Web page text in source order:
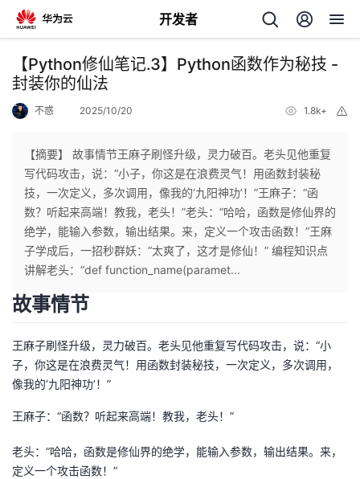
开发者
返
回
个
人
主
页
我
的
开
发
者
的
我
我
的
开
发
者
学
我
的
Programs
我
的
支
持
【Python修仙笔记.3】Python函数作为秘技 -
封装你的仙法
不惑 2025/10/20 1.8k+
【摘要】 故事情节王麻子刷怪升级，灵力破百。老头见他重复
写代码攻击，说：“小子，你这是在浪费灵气！用函数封装秘
技，一次定义，多次调用，像我的‘九阳神功’！”王麻子：“函
数？听起来高端！教我，老头！”老头：“哈哈，函数是修仙界的
绝学，能输入参数，输出结果。来，定义一个攻击函数！”王麻
子学成后，一招秒群妖：“太爽了，这才是修仙！” 编程知识点
讲解老头：“def function_name(paramet...
故事情节
王麻子刷怪升级，灵力破百。老头见他重复写代码攻击，说：“小
子，你这是在浪费灵气！用函数封装秘技，一次定义，多次调用，
像我的‘九阳神功’！”
王麻子：“函数？听起来高端！教我，老头！”
老头：“哈哈，函数是修仙界的绝学，能输入参数，输出结果。来，
定义一个攻击函数！”